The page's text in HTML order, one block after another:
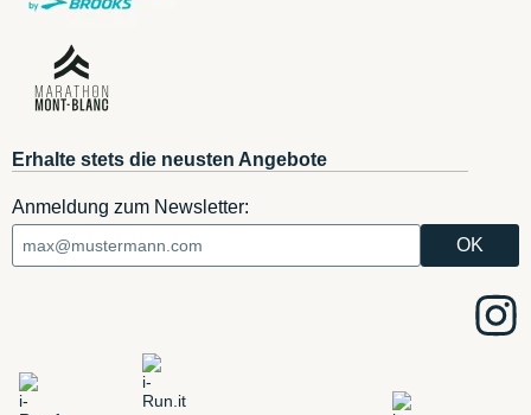
Erhalte stets die neusten Angebote
Anmeldung zum Newsletter: